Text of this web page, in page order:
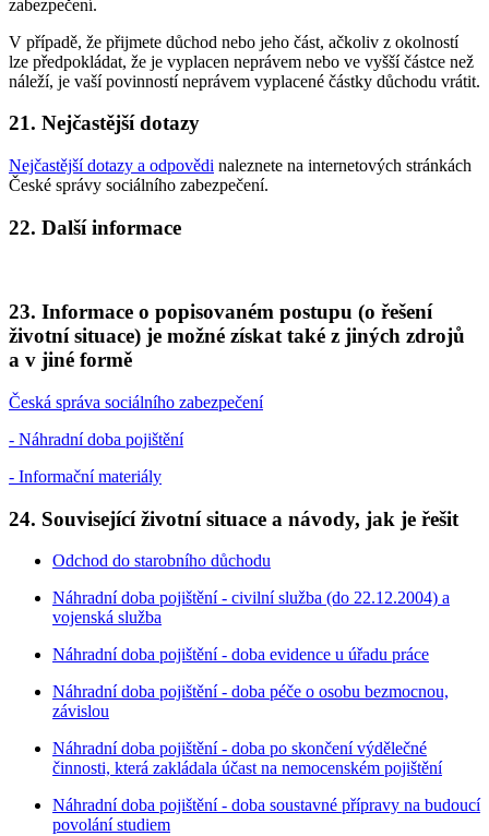
zabezpečení.
V případě, že přijmete důchod nebo jeho část, ačkoliv z okolností
lze předpokládat, že je vyplacen neprávem nebo ve vyšší částce než
náleží, je vaší povinností neprávem vyplacené částky důchodu vrátit.
21. Nejčastější dotazy
Nejčastější dotazy a odpovědi naleznete na internetových stránkách
České správy sociálního zabezpečení.
22. Další informace
23. Informace o popisovaném postupu (o řešení
životní situace) je možné získat také z jiných zdrojů
a v jiné formě
Česká správa sociálního zabezpečení
- Náhradní doba pojištění
- Informační materiály
24. Související životní situace a návody, jak je řešit
Odchod do starobního důchodu
Náhradní doba pojištění - civilní služba (do 22.12.2004) a
vojenská služba
Náhradní doba pojištění - doba evidence u úřadu práce
Náhradní doba pojištění - doba péče o osobu bezmocnou,
závislou
Náhradní doba pojištění - doba po skončení výdělečné
činnosti, která zakládala účast na nemocenském pojištění
Náhradní doba pojištění - doba soustavné přípravy na budoucí
povolání studiem